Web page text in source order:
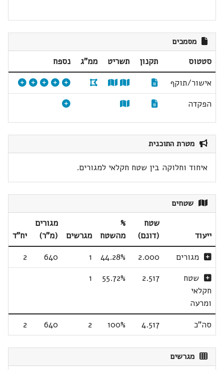
מסמכים
סטטוס תקנון תשריט ממ"ג
נספח
אישור/תוקף
הפקדה
מטרת התוכנית
איחוד וחלוקה בין שטח חקלאי למגורים.
שטחים
ייעוד
שטח
(דונם)
%
מהשטח
מגרשים
מגורים
(מ"ר)
יח"ד
מגורים
2.000
44.28%
1
640
2
שטח
חקלאי
ומרעה
2.517
55.72%
1
סה"כ 4.517
100%
2
640
2
מגרשים